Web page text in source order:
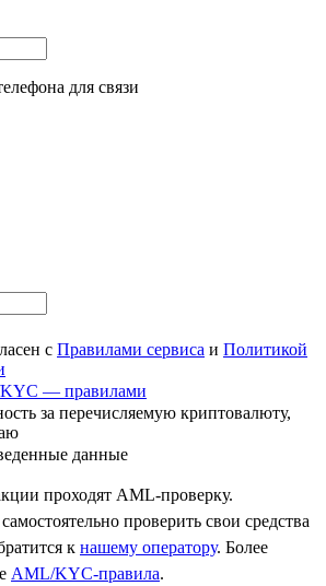
для связи
с Правилами сервиса и Политикой
— правилами
за перечисляемую криптовалюту,
данные
проходят AML-проверку.
проверить свои средства
к нашему оператору. Более
AML/KYC-правила.